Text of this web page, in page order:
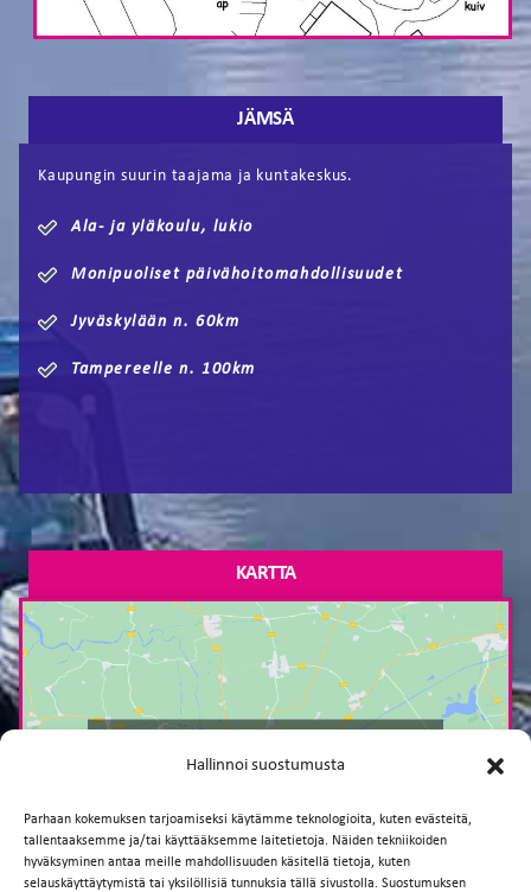
Hallinnoi suostumusta
Parhaan kokemuksen tarjoamiseksi käytämme teknologioita, kuten evästeitä,
tallentaaksemme ja/tai käyttääksemme laitetietoja. Näiden tekniikoiden
hyväksyminen antaa meille mahdollisuuden käsitellä tietoja, kuten
selauskäyttäytymistä tai yksilöllisiä tunnuksia tällä sivustolla. Suostumuksen
JÄMSÄ
Kaupungin suurin taajama ja kuntakeskus.
Ala- ja yläkoulu, lukio
Monipuoliset päivähoitomahdollisuudet
Jyväskylään n. 60km
Tampereelle n. 100km
KARTTA
markkinointievästeet ja ottaaksesi tämän